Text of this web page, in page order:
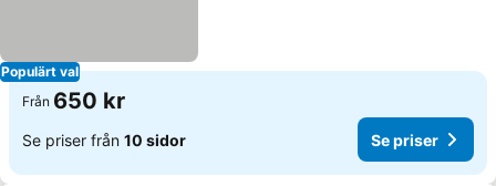
Populärt val
Från 650 kr
Se priser från 10 sidor Se priser